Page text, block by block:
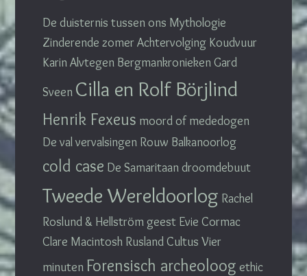
De duisternis tussen ons Mythologie
Zinderende zomerAchtervolging Koudvuur
Karin Alvtegen BergmankroniekenGard
Sveen Cilla en Rolf Börjlind
Henrik Fexeus moord of mededogen
De valvervalsingen Rouw Balkanoorlog
cold case De Samaritaandroomdebuut
Tweede Wereldoorlog Rachel
Roslund & Hellströmgeest Evie Cormac
Clare Macintosh RuslandCultus Vier
minuten Forensisch archeoloog ethic